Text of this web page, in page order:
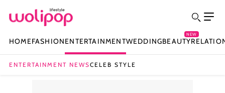
HOMEFASHIONENTERTAINMENTWEDDINGBEAUTY
NEW
ENTERTAINMENT NEWSCELEB STYLE